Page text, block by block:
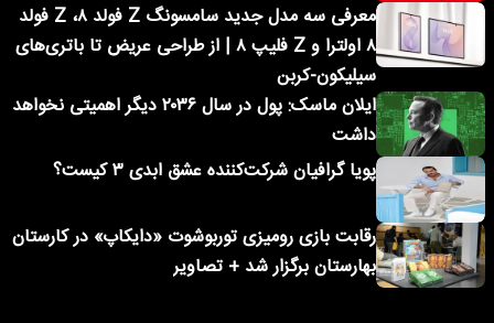
معرفی سه مدل جدید سامسونگ Z فولد ۸، Z فولد
۸ اولترا و Z فلیپ ۸ | از طراحی عریض تا باتری‌های
سیلیکون-کربن
ایلان ماسک: پول در سال ۲۰۳۶ دیگر اهمیتی نخواهد
داشت
پویا گرافیان شرکت‌کننده عشق ابدی ۳ کیست؟
رقابت بازی رومیزی توربوشوت «دایکاپ» در کارستان
بهارستان برگزار شد + تصاویر